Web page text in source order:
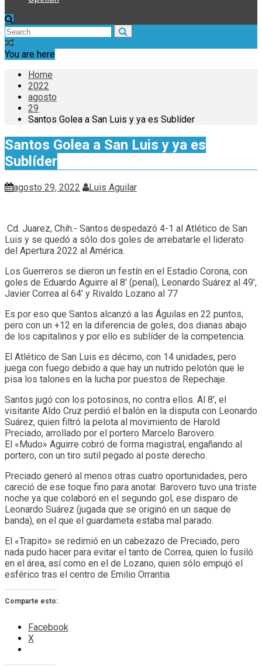
You are here
Home
2022
agosto
29
Santos Golea a San Luis y ya es Sublíder
Santos Golea a San Luis y ya es
Sublíder
agosto 29, 2022 Luis Aguilar
Cd. Juarez, Chih.- Santos despedazó 4-1 al Atlético de San
Luis y se quedó a sólo dos goles de arrebatarle el liderato
del Apertura 2022 al América.
Los Guerreros se dieron un festín en el Estadio Corona, con
goles de Eduardo Aguirre al 8′ (penal), Leonardo Suárez al 49′,
Javier Correa al 64′ y Rivaldo Lozano al 77
Es por eso que Santos alcanzó a las Águilas en 22 puntos,
pero con un +12 en la diferencia de goles, dos dianas abajo
de los capitalinos y por ello es sublíder de la competencia.
El Atlético de San Luis es décimo, con 14 unidades, pero
juega con fuego debido a que hay un nutrido pelotón que le
pisa los talones en la lucha por puestos de Repechaje.
Santos jugó con los potosinos, no contra ellos. Al 8′, el
visitante Aldo Cruz perdió el balón en la disputa con Leonardo
Suárez, quien filtró la pelota al movimiento de Harold
Preciado, arrollado por el portero Marcelo Barovero.
El «Mudo» Aguirre cobró de forma magistral, engañando al
portero, con un tiro sutil pegado al poste derecho.
Preciado generó al menos otras cuatro oportunidades, pero
careció de ese toque fino para anotar. Barovero tuvo una triste
noche ya que colaboró en el segundo gol, ese disparo de
Leonardo Suárez (jugada que se originó en un saque de
banda), en el que el guardameta estaba mal parado.
El «Trapito» se redimió en un cabezazo de Preciado, pero
nada pudo hacer para evitar el tanto de Correa, quien lo fusiló
en el área, así como en el de Lozano, quien sólo empujó el
esférico tras el centro de Emilio Orrantia.
Comparte esto:
Facebook
X